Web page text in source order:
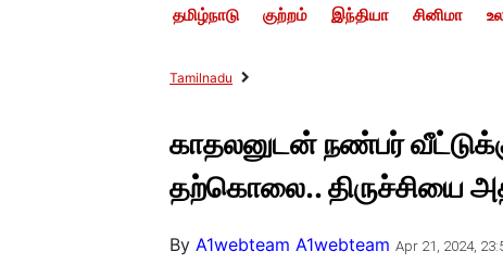
தமிழ்நாடு குற்றம் இந்தியா சினிமா
Tamilnadu
காதலனுடன் நண்பர்
தற்கொலை.. திருச்சியை
ByA1webteam A1webteam Apr 21, 2024,